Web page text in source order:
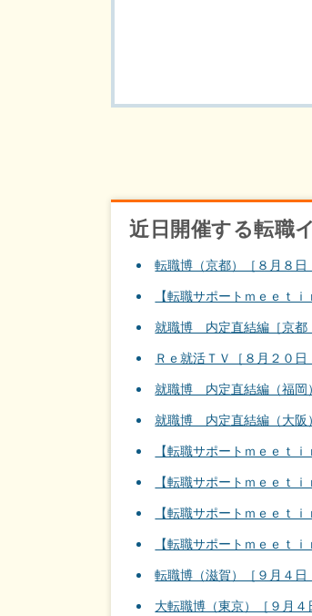
近日開催する転職
転職博（京都）［８月８日
【転職サポートｍｅｅｔ
就職博 内定直結編［京都
Ｒｅ就活ＴＶ［８月２０
就職博 内定直結編（福岡
就職博 内定直結編（大阪
【転職サポートｍｅｅｔ
【転職サポートｍｅｅｔ
【転職サポートｍｅｅｔ
【転職サポートｍｅｅｔ
転職博（滋賀）［９月４日
大転職博（東京）［９月４